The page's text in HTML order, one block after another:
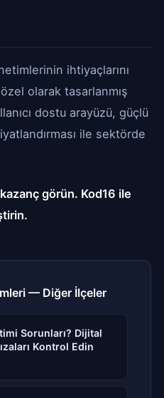
ihtiyaçlarını
olarak tasarlanmış
dostu arayüzü, güçlü
ile sektörde
görün. Kod16 ile
— Diğer İlçeler
Sorunları? Dijital
Kontrol Edin